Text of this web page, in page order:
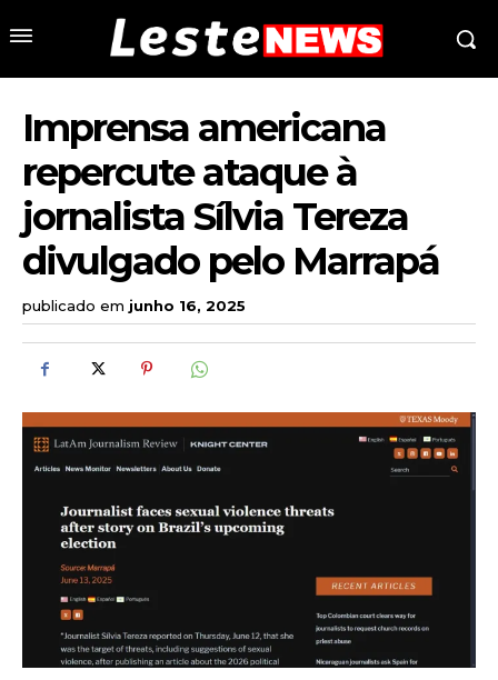
Imprensa americana
repercute ataque à
jornalista Sílvia Tereza
divulgado pelo Marrapá
publicado em junho 16, 2025